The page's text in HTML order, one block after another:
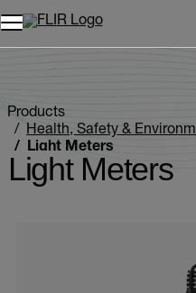
Products
Health, Safety & Environmental
Light Meters
Light Meters